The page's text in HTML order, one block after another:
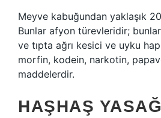
Meyve kabuğundan yaklaşık 20
Bunlar afyon türevleridir;
ve tıpta ağrı kesici ve uyku
morfin, kodein, narkotin,
maddelerdir.
HAŞHAŞ